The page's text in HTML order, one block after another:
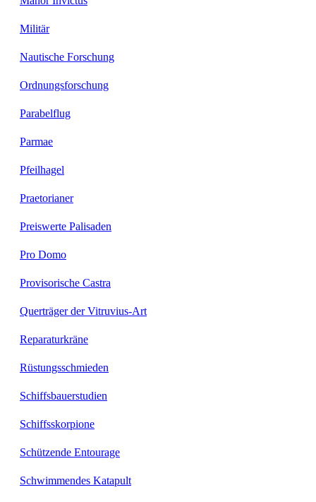
Militär
Nautische Forschung
Ordnungsforschung
Parabelflug
Parmae
Pfeilhagel
Praetorianer
Preiswerte Palisaden
Pro Domo
Provisorische Castra
Querträger der Vitruvius-Art
Reparaturkräne
Rüstungsschmieden
Schiffsbauerstudien
Schiffsskorpione
Schützende Entourage
Schwimmendes Katapult